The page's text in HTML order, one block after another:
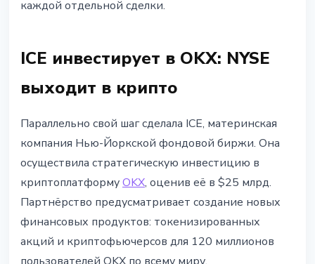
каждой отдельной сделки.
ICE инвестирует в OKX: NYSE
выходит в крипто
Параллельно свой шаг сделала ICE, материнская
компания Нью-Йоркской фондовой биржи. Она
осуществила стратегическую инвестицию в
криптоплатформуOKX, оценив её в $25 млрд.
Партнёрство предусматривает создание новых
финансовых продуктов: токенизированных
акций и криптофьючерсов для 120 миллионов